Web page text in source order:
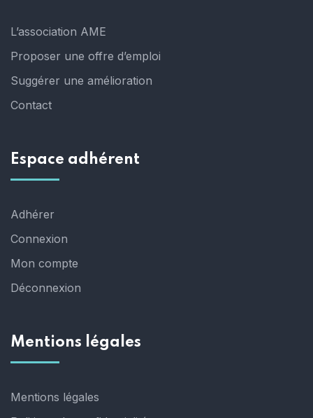
L’association AME
Proposer une offre d’emploi
Suggérer une amélioration
Contact
Espace adhérent
Adhérer
Connexion
Mon compte
Déconnexion
Mentions légales
Mentions légales